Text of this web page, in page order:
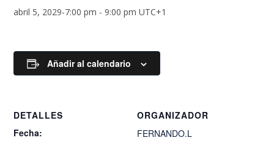
abril 5, 2029-7:00 pm -9:00 pm UTC+1
Añadir al calendario
DETALLES
Fecha:
ORGANIZADOR
FERNANDO.L